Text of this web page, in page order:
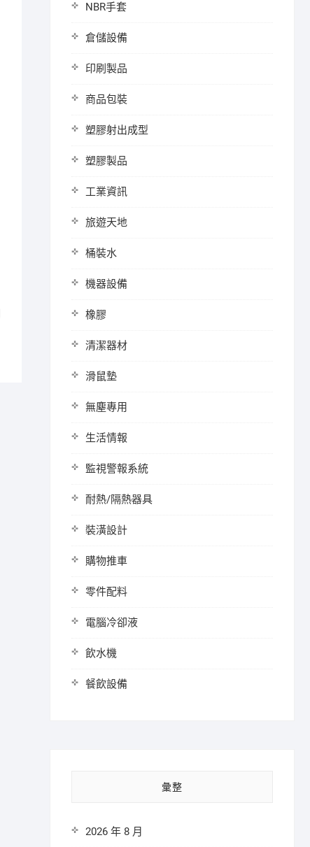
NBR手套
倉儲設備
印刷製品
商品包裝
塑膠射出成型
塑膠製品
工業資訊
旅遊天地
桶裝水
機器設備
橡膠
清潔器材
滑鼠墊
無塵專用
生活情報
監視警報系統
耐熱/隔熱器具
裝潢設計
購物推車
零件配料
電腦冷卻液
飲水機
餐飲設備
彙整
2026 年 8 月